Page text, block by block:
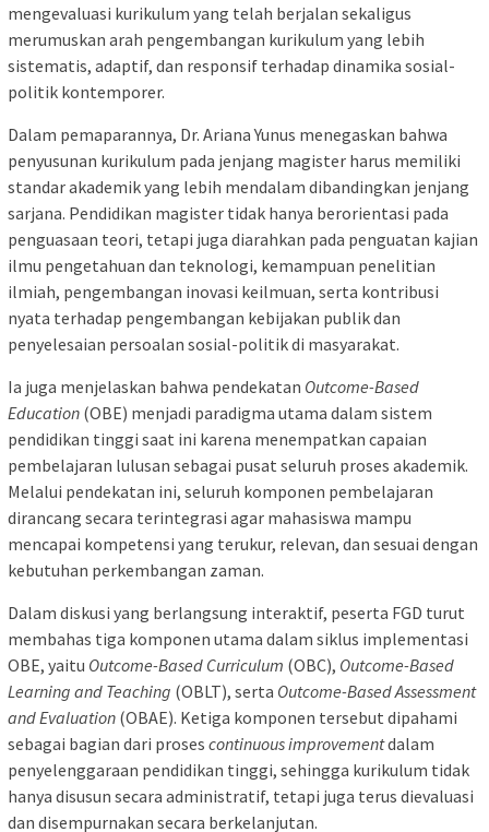
mengevaluasi kurikulum yang telah berjalan sekaligus
merumuskan arah pengembangan kurikulum yang lebih
sistematis, adaptif, dan responsif terhadap dinamika sosial-
politik kontemporer.
Dalam pemaparannya, Dr. Ariana Yunus menegaskan bahwa
penyusunan kurikulum pada jenjang magister harus memiliki
standar akademik yang lebih mendalam dibandingkan jenjang
sarjana. Pendidikan magister tidak hanya berorientasi pada
penguasaan teori, tetapi juga diarahkan pada penguatan kajian
ilmu pengetahuan dan teknologi, kemampuan penelitian
ilmiah, pengembangan inovasi keilmuan, serta kontribusi
nyata terhadap pengembangan kebijakan publik dan
penyelesaian persoalan sosial-politik di masyarakat.
Ia juga menjelaskan bahwa pendekatan Outcome-Based
Education (OBE) menjadi paradigma utama dalam sistem
pendidikan tinggi saat ini karena menempatkan capaian
pembelajaran lulusan sebagai pusat seluruh proses akademik.
Melalui pendekatan ini, seluruh komponen pembelajaran
dirancang secara terintegrasi agar mahasiswa mampu
mencapai kompetensi yang terukur, relevan, dan sesuai dengan
kebutuhan perkembangan zaman.
Dalam diskusi yang berlangsung interaktif, peserta FGD turut
membahas tiga komponen utama dalam siklus implementasi
OBE, yaitu Outcome-Based Curriculum (OBC), Outcome-Based
Learning and Teaching (OBLT), serta Outcome-Based Assessment
and Evaluation (OBAE). Ketiga komponen tersebut dipahami
sebagai bagian dari proses continuous improvementdalam
penyelenggaraan pendidikan tinggi, sehingga kurikulum tidak
hanya disusun secara administratif, tetapi juga terus dievaluasi
dan disempurnakan secara berkelanjutan.